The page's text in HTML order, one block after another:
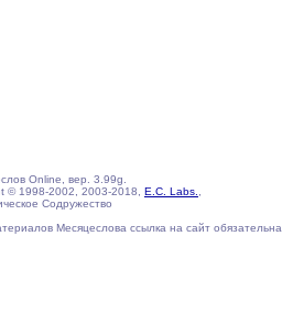
Online, вер. 3.99g.
© 1998-2002, 2003-2018, E.C. Labs.
Содружество
Месяцеслова ссылка на сайт обязательна.